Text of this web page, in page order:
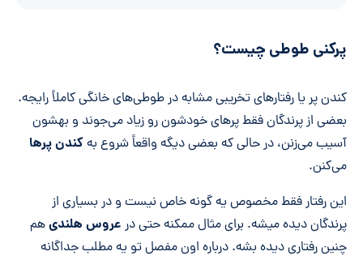
پرکنی طوطی چیست؟
کندن پر یا رفتارهای تخریبی مشابه در طوطی‌های خانگی کاملاً رایجه.
بعضی از پرندگان فقط پرهای خودشون رو زیاد می‌جوند و بهشون
آسیب می‌زنن، در حالی که بعضی دیگه واقعاً شروع بهکندن پرها
می‌کنن.
این رفتار فقط مخصوص یه گونه خاص نیست و در بسیاری از
پرندگان دیده میشه. برای مثال ممکنه حتی در عروس هلندیهم
چنین رفتاری دیده بشه. درباره اون مفصل تو یه مطلب جداگانه